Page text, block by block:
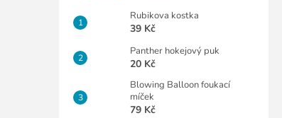
Rubikova kostka
39 Kč
Panther hokejový puk
20 Kč
Blowing Balloon foukací
míček
79 Kč